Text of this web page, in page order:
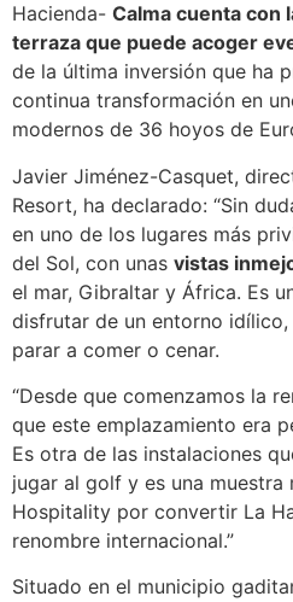
Hacienda- Calma cuenta con
terraza que puede acoger
de la última inversión que ha
continua transformación en
modernos de 36 hoyos de
Javier Jiménez-Casquet,
Resort, ha declarado: “Sin
en uno de los lugares más
del Sol, con unas vistas
el mar, Gibraltar y África. Es
disfrutar de un entorno
parar a comer o cenar.
“Desde que comenzamos la
que este emplazamiento era
Es otra de las instalaciones
jugar al golf y es una
Hospitality por convertir La
renombre internacional.”
Situado en el municipio